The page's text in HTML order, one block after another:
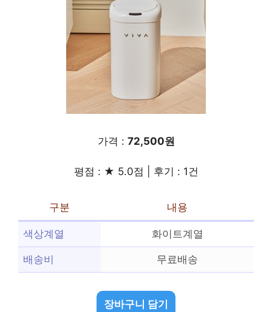
가격 : 72,500원
평점 : ★ 5.0점 | 후기 : 1건
구분 내용
색상계열 화이트계열
배송비 무료배송
장바구니 담기